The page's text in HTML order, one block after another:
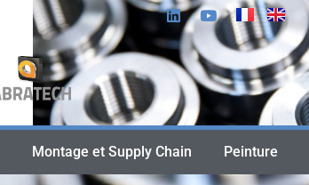
Montage et Supply Chain Peinture